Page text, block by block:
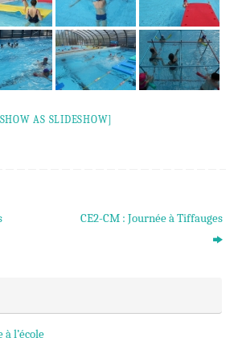
AS SLIDESHOW]
CE2-CM : Journée à Tiffauges
l’école